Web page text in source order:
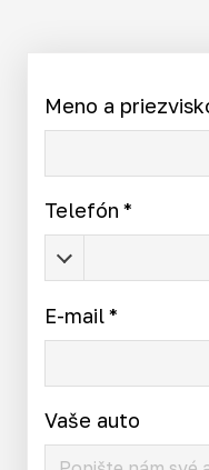
Meno a
Telefón *
E-mail*
Vaše auto